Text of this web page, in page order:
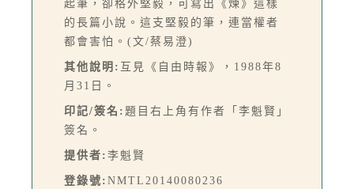
起筆，卻格外堅毅，可寫出《煉》這樣
的長篇小說。這支堅毅的筆，連當權者
都會害怕。(文/蔡易澄)
其他說明: 互見《自由時報》，1988年8
月31日。
印記/簽名: 題目右上角有作者「李魁賢」
簽名。
提供者: 李魁賢
登錄號: NMTL20140080236